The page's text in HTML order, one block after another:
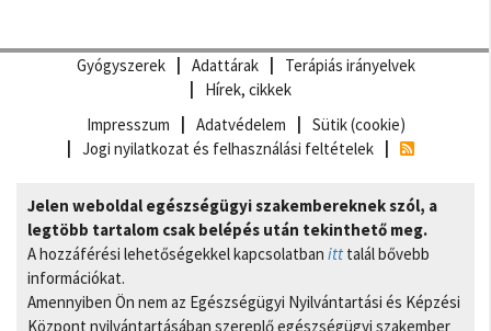
Gyógyszerek Adattárak
Terápiás irányelvek
Hírek, cikkek
Impresszum
Adatvédelem
Sütik (cookie)
Jogi nyilatkozat és felhasználási feltételek
Jelen weboldal egészségügyi szakembereknek szól, a
legtöbb tartalom csak belépés után tekinthető meg.
A hozzáférési lehetőségekkel kapcsolatban itt talál bővebb
információkat.
Amennyiben Ön nem az Egészségügyi Nyilvántartási és Képzési
Központ nyilvántartásában szereplő egészségügyi szakember